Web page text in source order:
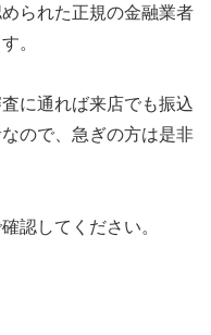
られた正規の金融業者
。
に通れば来店でも振込
ので、急ぎの方は是非
認してください。